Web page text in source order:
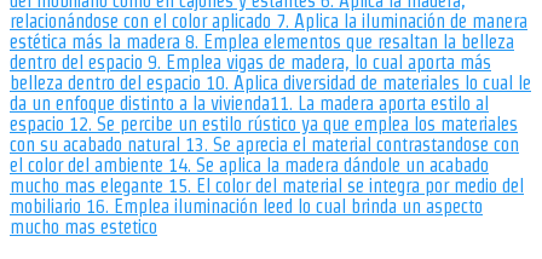
relacionándose con el color aplicado 7. Aplica la iluminación de manera
estética más la madera 8. Emplea elementos que resaltan la belleza
dentro del espacio 9. Emplea vigas de madera, lo cual aporta más
belleza dentro del espacio 10. Aplica diversidad de materiales lo cual le
da un enfoque distinto a la vivienda11.
La madera aporta estilo al
espacio 12. Se percibe un estilo rústico ya que emplea los materiales
con su acabado natural 13. Se aprecia el material contrastandose con
el color del ambiente 14. Se aplica la madera dándole un acabado
mucho mas elegante 15. El color del material se integra por medio del
mobiliario 16. Emplea iluminación leed lo cual brinda un aspecto
mucho mas estetico